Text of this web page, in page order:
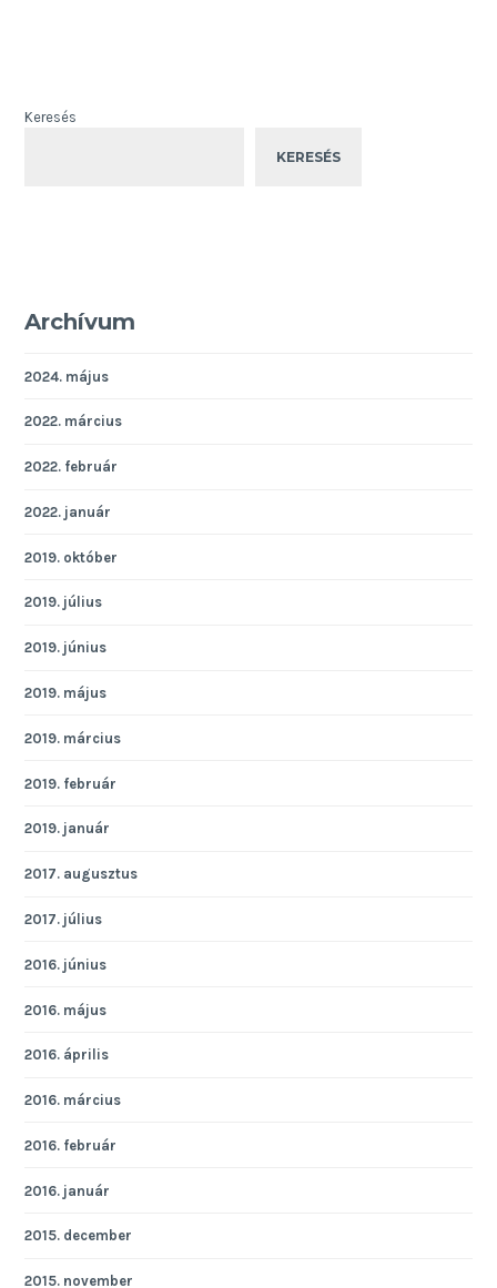
Keresés
KERESÉS
Archívum
2024. május
2022. március
2022. február
2022. január
2019. október
2019. július
2019. június
2019. május
2019. március
2019. február
2019. január
2017. augusztus
2017. július
2016. június
2016. május
2016. április
2016. március
2016. február
2016. január
2015. december
2015. november